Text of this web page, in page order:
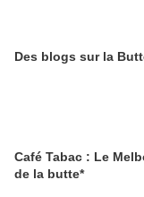
Des blogs sur la
Café Tabac : Le
de la butte*